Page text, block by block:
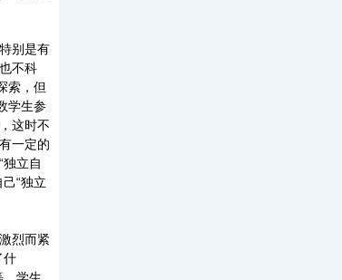
别是有
不科
索，但
学生参
这时不
一定的
立自
“独立
烈而紧
什